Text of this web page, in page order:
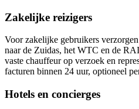
Zakelijke reizigers
Voor zakelijke gebruikers
naar de Zuidas, het WTC en de
vaste chauffeur op verzoek en
facturen binnen 24 uur, optioneel
Hotels en concierges